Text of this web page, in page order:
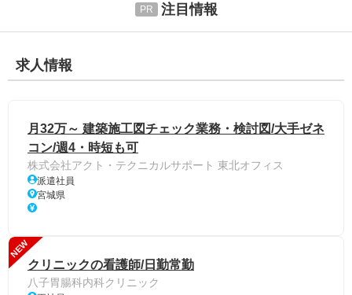
注目情報
求人情報
月32万～ 建築施工図チェック業務・検討図/大手ゼネ
コン/週4・時短も可
株式会社アクト・テクニカルサポート 東北オフィス
派遣社員
宮城県
NEW
クリニックの看護師/日勤常勤
八子胃腸科内科クリニック